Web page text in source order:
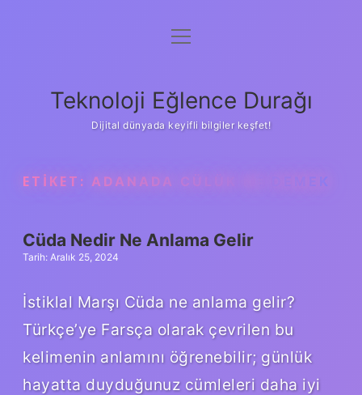
Anasayfa
Yasal Uyarı
menüyü
Teknoloji Eğlence Durağı
Dijital dünyada keyifli bilgiler keşfet!
ETIKET: ADANADA CÜLÜK NE DEMEK
Cüda Nedir Ne Anlama Gelir
Tarih: Aralık 25, 2024
İstiklal Marşı Cüda ne anlama gelir?
Türkçe’ye Farsça olarak çevrilen bu
kelimenin anlamını öğrenebilir; günlük
hayatta duyduğunuz cümleleri daha iyi